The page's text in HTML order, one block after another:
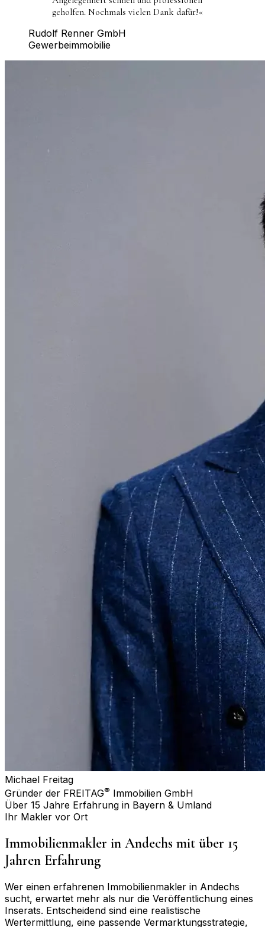
geholfen. Nochmals vielen Dank dafür!«
Rudolf Renner GmbH
Gewerbeimmobilie
Michael Freitag
Gründer der FREITAG® Immobilien GmbH
Über 15 Jahre Erfahrung in Bayern & Umland
Ihr Makler vor Ort
Immobilienmakler in Andechs mit über 15
Jahren Erfahrung
Wer einen erfahrenen Immobilienmakler in Andechs
sucht, erwartet mehr als nur die Veröffentlichung eines
Inserats. Entscheidend sind eine realistische
Wertermittlung, eine passende Vermarktungsstrategie,